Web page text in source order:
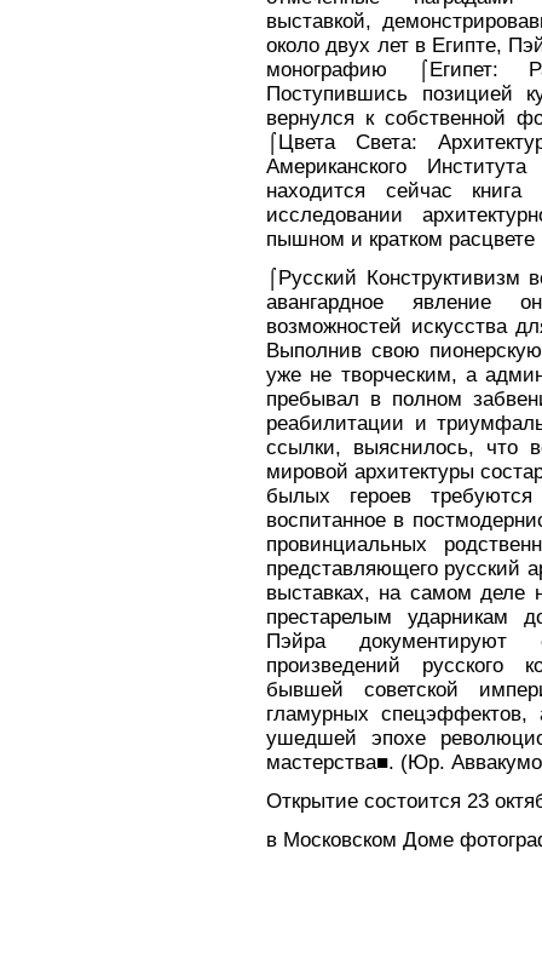
выставкой,
около двух лет в Египте,
монографию
Поступившись позицией
вернулся к собственной
⌠Цвета Света:
Американского
находится сейчас
исследовании
пышном и кратком
⌠Русский Конструктивизм
авангардное явление
возможностей искусства
Выполнив свою
уже не творческим, а
пребывал в полном
реабилитации и
ссылки, выяснилось, что
мировой архитектуры
былых героев
воспитанное в
провинциальных
представляющего русский
выставках, на самом деле
престарелым ударникам
Пэйра документируют
произведений русского
бывшей советской
гламурных спецэффектов,
ушедшей эпохе
мастерства■. (Юр.
Открытие состоится 23
в Московском Доме